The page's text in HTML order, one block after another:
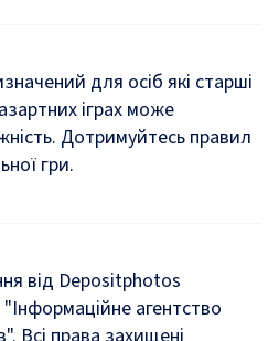
для осіб які старші
іграх може
Дотримуйтесь правил
гри.
від Depositphotos
агентство